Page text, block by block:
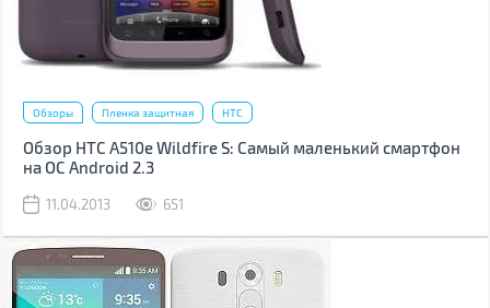
Обзоры Пленка защитная HTC
Обзор HTC A510e Wildfire S: Самый маленький смартфон
на ОС Android 2.3
11.04.2013 651